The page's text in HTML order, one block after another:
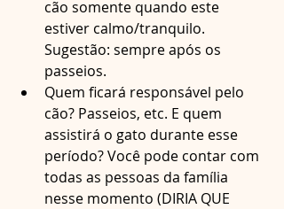
cão somente quando este
estiver calmo/tranquilo.
Sugestão: sempre após os
passeios.
Quem ficará responsável pelo
cão? Passeios, etc. E quem
assistirá o gato durante esse
período? Você pode contar com
todas as pessoas da família
nesse momento (DIRIA QUE